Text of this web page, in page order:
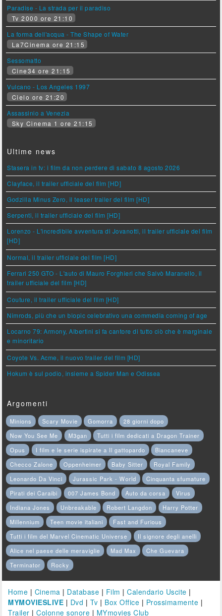
Paradise - La strada per il paradiso
Tv 2000 ore 21:10
La forma dell'acqua - The Shape of Water
La7Cinema ore 21:15
Sessomatto
Cine34 ore 21:15
Vulcano - Los Angeles 1997
Cielo ore 21:20
Assassinio a Venezia
Sky Cinema 1 ore 21:15
Ultime news
Stasera in tv: i film da non perdere di sabato 8 agosto 2026
Clayface, il trailer ufficiale del film [HD]
Godzilla Minus Zero, il teaser trailer del film [HD]
Serpenti, il trailer ufficiale del film [HD]
Lorenzo - L'incredibile avventura di Jovanotti, il trailer ufficiale del film
[HD]
Normal, il trailer ufficiale del film [HD]
Ferrari 250 GTO - L'auto di Mauro Forghieri che Salvò Maranello, il
trailer ufficiale del film [HD]
Couture, il trailer ufficiale del film [HD]
Nimrods, più che un biopic celebrativo una commedia coming of age
Locarno 79: Armony, Albertini si fa cantore di tutto ciò che è marginale
e minoritario
Coyote Vs. Acme, il nuovo trailer del film [HD]
Hokum è sul podio, insieme a Spider Man e Odissea
Argomenti
Minions Scary Movie Gomorra
28 giorni dopo
Now You See Me
M3gan
Tutti i film dedicati a Dragon Trainer
Opus
I film e le serie ispirate a Il gattopardo
Biancaneve
Checco Zalone
Oppenheimer Baby Sitter
Royal Family
Leonardo Da Vinci
Jurassic Park - World
Cinquanta sfumature
Pirati dei Caraibi
007 James Bond Auto da corsa
Virus
Indiana Jones
Unbreakable Robert Langdon
Harry Potter
Millennium
Teen movie italiani
Fast and Furious
Tutti i film del Marvel Cinematic Universe
Il signore degli anelli
Alice nel paese delle meraviglie
Mad Max
Che Guevara
Terminator
Rocky
Home | Cinema | Database | Film |Calendario Uscite |
MYMOVIESLIVE | Dvd | Tv | Box Office | Prossimamente |
Trailer |Colonne sonore | MYmovies Club